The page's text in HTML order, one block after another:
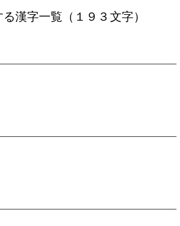
漢字一覧（１９３文字）